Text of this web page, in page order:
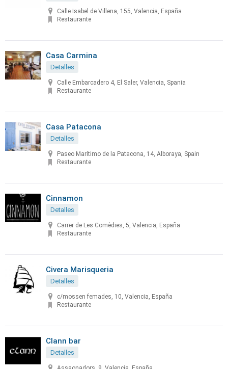
Calle Isabel de Villena, 155, Valencia, España
Restaurante
Casa Carmina
Detalles
Calle Embarcadero 4, El Saler, Valencia, Spania
Restaurante
Casa Patacona
Detalles
Paseo Marítimo de la Patacona, 14, Alboraya, Spain
Restaurante
Cinnamon
Detalles
Carrer de Les Comèdies, 5, Valencia, España
Restaurante
Civera Marisqueria
Detalles
c/mossen femades, 10, Valencia, España
Restaurante
Clann bar
Detalles